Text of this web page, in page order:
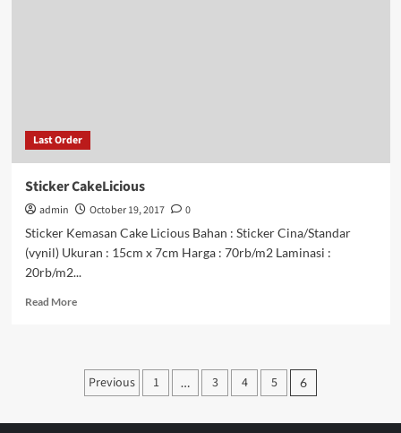
Last Order
Sticker CakeLicious
admin October 19, 2017
0
Sticker Kemasan Cake Licious Bahan : Sticker Cina/Standar
(vynil) Ukuran : 15cm x 7cm Harga : 70rb/m2 Laminasi :
20rb/m2...
Read MoreRead
CakeLicious
Posts
pagination
Previous 1 … 3 4 5 6